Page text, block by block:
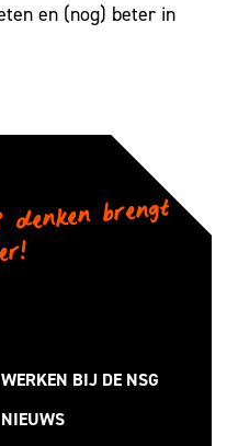
en (nog) beter in
brengt
WERKEN BIJ DE NSG
NIEUWS